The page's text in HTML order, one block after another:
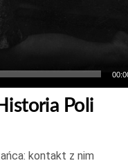
Poli
kontakt z nim